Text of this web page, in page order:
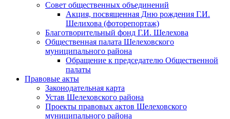
Совет общественных объединений
Акция, посвященная Дню рождения Г.И.
Шелихова (фоторепортаж)
Благотворительный фонд Г.И. Шелехова
Общественная палата Шелеховского
муниципального района
Обращение к председателю Общественной
палаты
Правовые акты
Законодательная карта
Устав Шелеховского района
Проекты правовых актов Шелеховского
муниципального района